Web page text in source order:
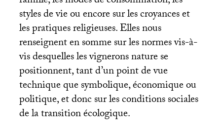
styles de vie ou encore sur les croyances et
les pratiques religieuses. Elles nous
renseignent en somme sur les normes vis-à-
vis desquelles les vignerons nature se
positionnent, tant d’un point de vue
technique que symbolique, économique ou
politique, et donc sur les conditions sociales
de la transition écologique.